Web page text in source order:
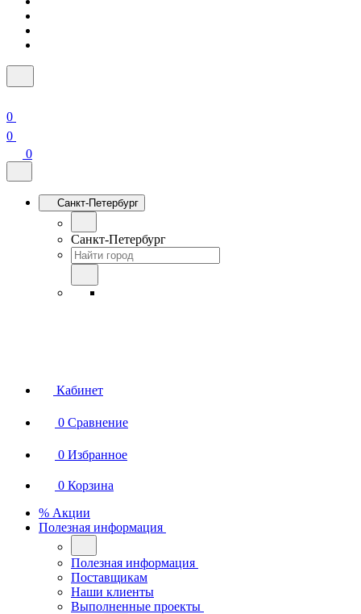
0
0
0
Санкт-Петербург
Санкт-Петербург
Кабинет
0 Сравнение
0 Избранное
0 Корзина
% Акции
Полезная информация
Полезная информация
Поставщикам
Наши клиенты
Выполненные проекты